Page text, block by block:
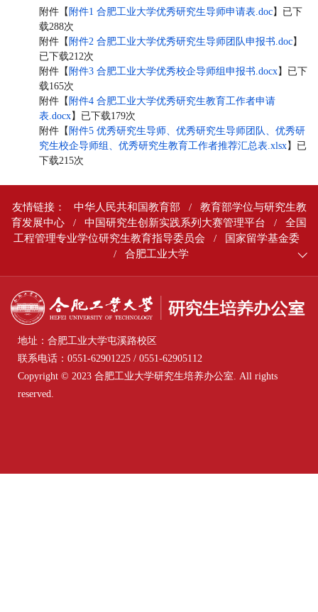
附件【 附件1 合肥工业大学优秀研究生导师申请表.doc】已下
载288次
附件【 附件2 合肥工业大学优秀研究生导师团队申报书.doc】
已下载212次
附件【 附件3 合肥工业大学优秀校企导师组申报书.docx】已下
载165次
附件【 附件4 合肥工业大学优秀研究生教育工作者申请
表.docx】已下载179次
附件【 附件5 优秀研究生导师、优秀研究生导师团队、优秀研
究生校企导师组、优秀研究生教育工作者推荐汇总表.xlsx】已
下载215次
友情链接： 中华人民共和国教育部 /
教育部学位与研究生教
育发展中心
/ 中国研究生创新实践系列大赛管理平台 /
全国
工程管理专业学位研究生教育指导委员会
/
国家留学基金委
/
合肥工业大学
地址：合肥工业大学屯溪路校区
联系电话：0551-62901225 / 0551-62905112
Copyright © 2023 合肥工业大学研究生培养办公室. All rights
reserved.